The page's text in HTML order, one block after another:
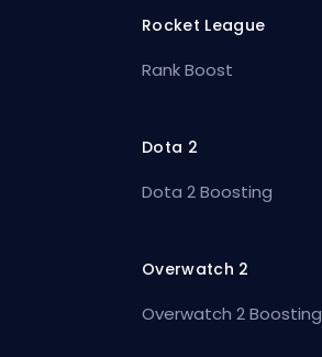
Rocket League
Rank Boost
Dota 2
Dota 2 Boosting
Overwatch 2
Overwatch 2 Boosting